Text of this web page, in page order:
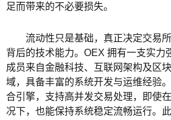
足而带来的不必要损失。
流动性只是基础，真正决定交易
背后的技术能力。OEX 拥有一支实力
成员来自金融科技、互联网架构及区
域，具备丰富的系统开发与运维经验
合引擎，支持高并发交易处理，即使
况下，也能保持系统稳定流畅运行。